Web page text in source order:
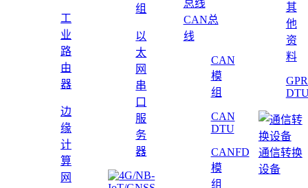
工
业
路
由
器
边
缘
计
算
网
组
以
太
网
串
口
服
务
器
CAN总
线
CAN
模
组
CAN
DTU
CANFD
模
组
其
他
资
料
通信转换
设备